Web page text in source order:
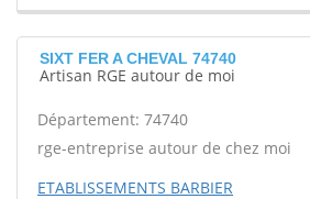
SIXT FER A CHEVAL 74740
Artisan RGE autour de moi
Département: 74740
rge-entreprise autour de chez moi
ETABLISSEMENTS BARBIER